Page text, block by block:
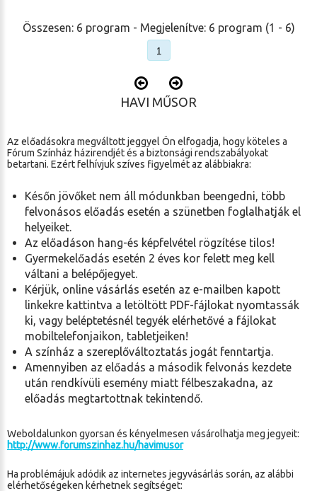
Összesen: 6 program - Megjelenítve: 6 program (1 - 6)
HAVI MŰSOR
Az előadásokra megváltott jeggyel Ön elfogadja, hogy köteles a
Fórum Színház házirendjét és a biztonsági rendszabályokat
betartani. Ezért felhívjuk szíves figyelmét az alábbiakra:
Későn jövőket nem áll módunkban beengedni, több
felvonásos előadás esetén a szünetben foglalhatják el
helyeiket.
Az előadáson hang-és képfelvétel rögzítése tilos!
Gyermekelőadás esetén 2 éves kor felett meg kell
váltani a belépőjegyet.
Kérjük, online vásárlás esetén az e-mailben kapott
linkekre kattintva a letöltött PDF-fájlokat nyomtassák
ki, vagy beléptetésnél tegyék elérhetővé a fájlokat
mobiltelefonjaikon, tabletjeiken!
A színház a szereplőváltoztatás jogát fenntartja.
Amennyiben az előadás a második felvonás kezdete
után rendkívüli esemény miatt félbeszakadna, az
előadás megtartottnak tekintendő.
Weboldalunkon gyorsan és kényelmesen vásárolhatja meg jegyeit:
http://www.forumszinhaz.hu/havimusor
Ha problémájuk adódik az internetes jegyvásárlás során, az alábbi
elérhetőségeken kérhetnek segítséget: